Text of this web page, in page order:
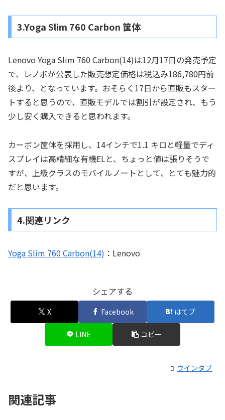
3.Yoga Slim 760 Carbon 筐体
Lenovo Yoga Slim 760 Carbon(14)は12月17日の発売予定
で、レノボが公表した販売想定価格は税込み186,780円前
後より、となっています。おそらく17日から直販もスター
トすると思うので、直販モデルでは割引が設定され、もう
少し安く購入できると思われます。
カーボン筐体を採用し、14インチで1.1 キロと軽量でディ
スプレイは高精細な有機ELと、ちょっと値は張りそうで
すが、上級クラスのモバイルノートとして、とても魅力的
だと思います。
4.関連リンク
Yoga Slim 760 Carbon(14) ：Lenovo
シェアする
X Facebook はてブ
LINE コピー
ウインタブ
関連記事